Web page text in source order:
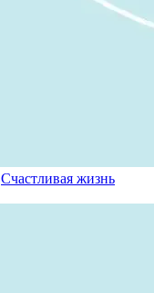
Счастливая жизнь